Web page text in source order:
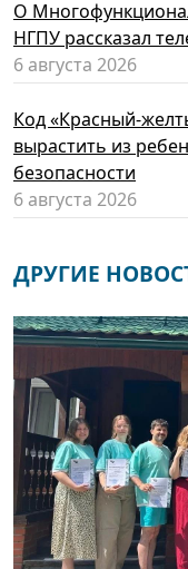
О
НГПУ рассказал
6 августа 2026
Код «Красный-
вырастить из
безопасности
6 августа 2026
ДРУГИЕ